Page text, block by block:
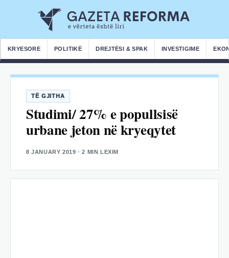
KRYESORE POLITIKË DREJTËSI & SPAK INVESTIGIME
TË GJITHA
Studimi/ 27% e popullsisë
urbane jeton në kryeqytet
8 JANUARY 2019 · 2 MIN LEXIM